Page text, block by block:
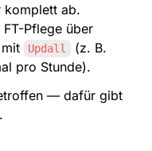
komplett ab.
Pflege über
Updall
(z. B.
pro Stunde).
— dafür gibt
.